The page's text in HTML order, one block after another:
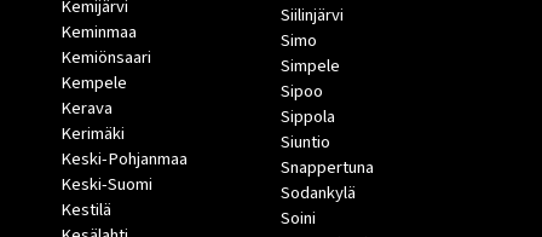
Kemijärvi
Keminmaa
Kemiönsaari
Kempele
Kerava
Kerimäki
Keski-Pohjanmaa
Keski-Suomi
Kestilä
Siilinjärvi
Simo
Simpele
Sipoo
Sippola
Siuntio
Snappertuna
Sodankylä
Soini